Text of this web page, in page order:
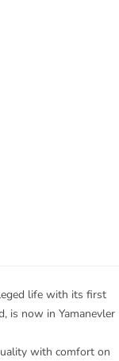
life with its first
is now in Yamanevler
with comfort on